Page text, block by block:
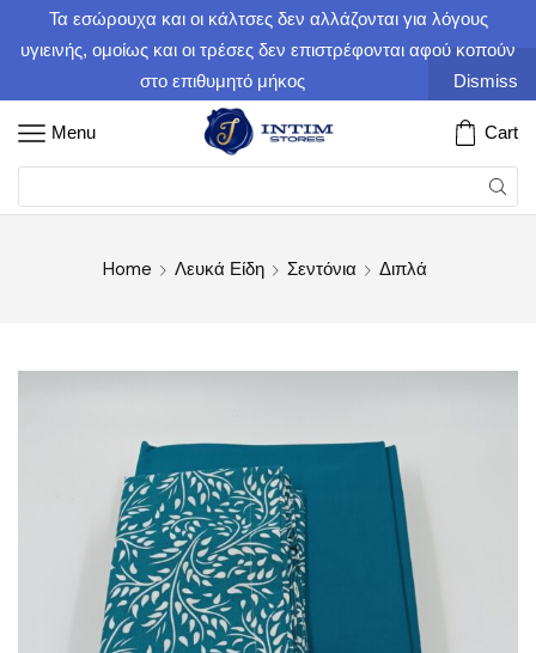
Τα εσώρουχα και οι κάλτσες δεν αλλάζονται για λόγους
υγιεινής, ομοίως και οι τρέσες δεν επιστρέφονται αφού κοπούν
στο επιθυμητό μήκος
Dismiss
Menu Cart
Home Λευκά Είδη Σεντόνια Διπλά